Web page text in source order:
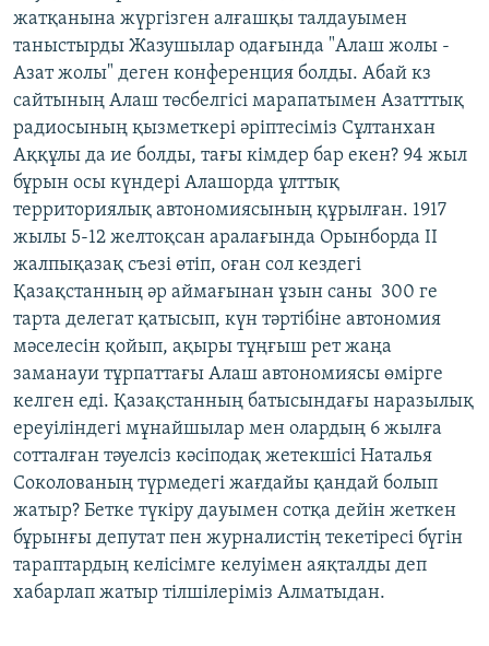
жатқанына жүргізген алғашқы талдауымен
таныстырды Жазушылар одағында "Алаш жолы -
Азат жолы" деген конференция болды. Абай кз
сайтының Алаш төсбелгісі марапатымен Азатттық
радиосының қызметкері әріптесіміз Сұлтанхан
Аққұлы да ие болды, тағы кімдер бар екен? 94 жыл
бұрын осы күндері Алашорда ұлттық
территориялық автономиясының құрылған. 1917
жылы 5-12 желтоқсан аралағында Орынборда II
жалпықазақ съезі өтіп, оған сол кездегі
Қазақстанның әр аймағынан ұзын саны 300 ге
тарта делегат қатысып, күн тәртібіне автономия
мәселесін қойып, ақыры тұңғыш рет жаңа
заманауи тұрпаттағы Алаш автономиясы өмірге
келген еді. Қазақстанның батысындағы наразылық
ереуіліндегі мұнайшылар мен олардың 6 жылға
сотталған тәуелсіз кәсіподақ жетекшісі Наталья
Соколованың түрмедегі жағдайы қандай болып
жатыр? Бетке түкіру дауымен сотқа дейін жеткен
бұрынғы депутат пен журналистің текетіресі бүгін
тараптардың келісімге келуімен аяқталды деп
хабарлап жатыр тілшілеріміз Алматыдан.